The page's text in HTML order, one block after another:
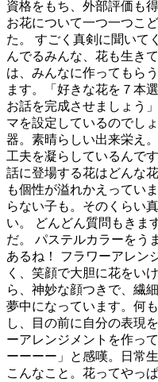
資格をもち、外部評価も
お花について一つ一つこ
た。 すごく真剣に聞いて
んでるみんな、花も生き
は、みんなに作ってもら
ます。「好きな花を７本
お話を完成させましょう
マを設定しているのでし
器。素晴らしい出来栄え
工夫を凝らしているんで
話に登場する花はどんな
も個性が溢れかえってい
らない子も。そのくらい
い。 どんどん質問もきま
だ。 パステルカラーをう
あるね！ フラワーアレン
く、笑顔で大胆に花をい
ら、神妙な顔つきで、繊
夢中になっています。何
し、目の前に自分の表現
ーアレンジメントを作っ
ーーーー」と感嘆。日常
こんなこと。花ってやっ